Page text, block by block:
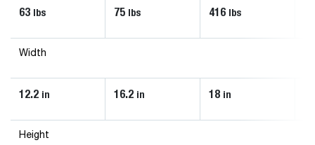
63 lbs 75 lbs 416 lbs
Width
12.2 in 16.2 in 18 in
Height